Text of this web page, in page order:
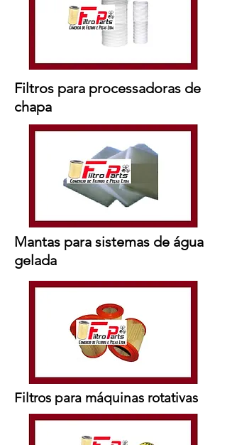
Filtros para processadoras de
chapa
Mantas para sistemas de água
gelada
Filtros para máquinas rotativas